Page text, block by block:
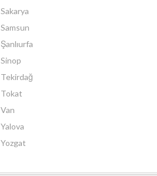
Sakarya
Samsun
Şanlıurfa
Sinop
Tekirdağ
Tokat
Van
Yalova
Yozgat